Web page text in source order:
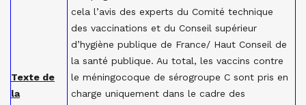
Texte de
la
cela l’avis des experts du Comité technique
des vaccinations et du Conseil supérieur
d’hygiène publique de France/ Haut Conseil de
la santé publique. Au total, les vaccins contre
le méningocoque de sérogroupe C sont pris en
charge uniquement dans le cadre des